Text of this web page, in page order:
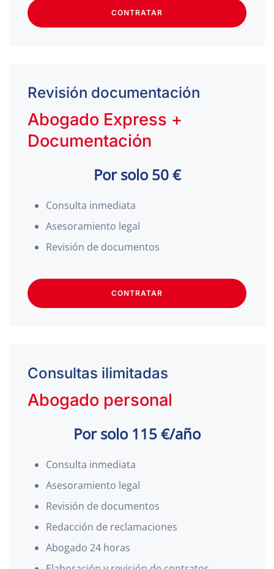
CONTRATAR
Revisión documentación
Abogado Express +
Documentación
Por solo 50 €
Consulta inmediata
Asesoramiento legal
Revisión de documentos
CONTRATAR
Consultas ilimitadas
Abogado personal
Por solo 115 €/año
Consulta inmediata
Asesoramiento legal
Revisión de documentos
Redacción de reclamaciones
Abogado 24 horas